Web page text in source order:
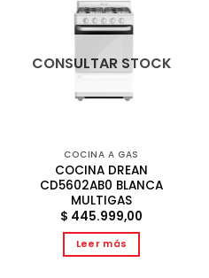
CONSULTAR STOCK
COCINA A GAS
COCINA DREAN
CD5602AB0 BLANCA
MULTIGAS
$ 445.999,00
Leer más